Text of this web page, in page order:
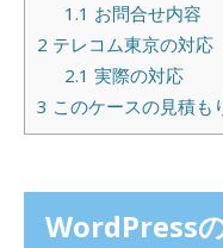
1.1 お問合せ内容
2 テレコム東京の対応
2.1 実際の対応
3 このケースの見積も
WordPress